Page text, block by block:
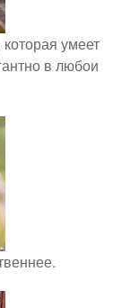
умеет
в любои